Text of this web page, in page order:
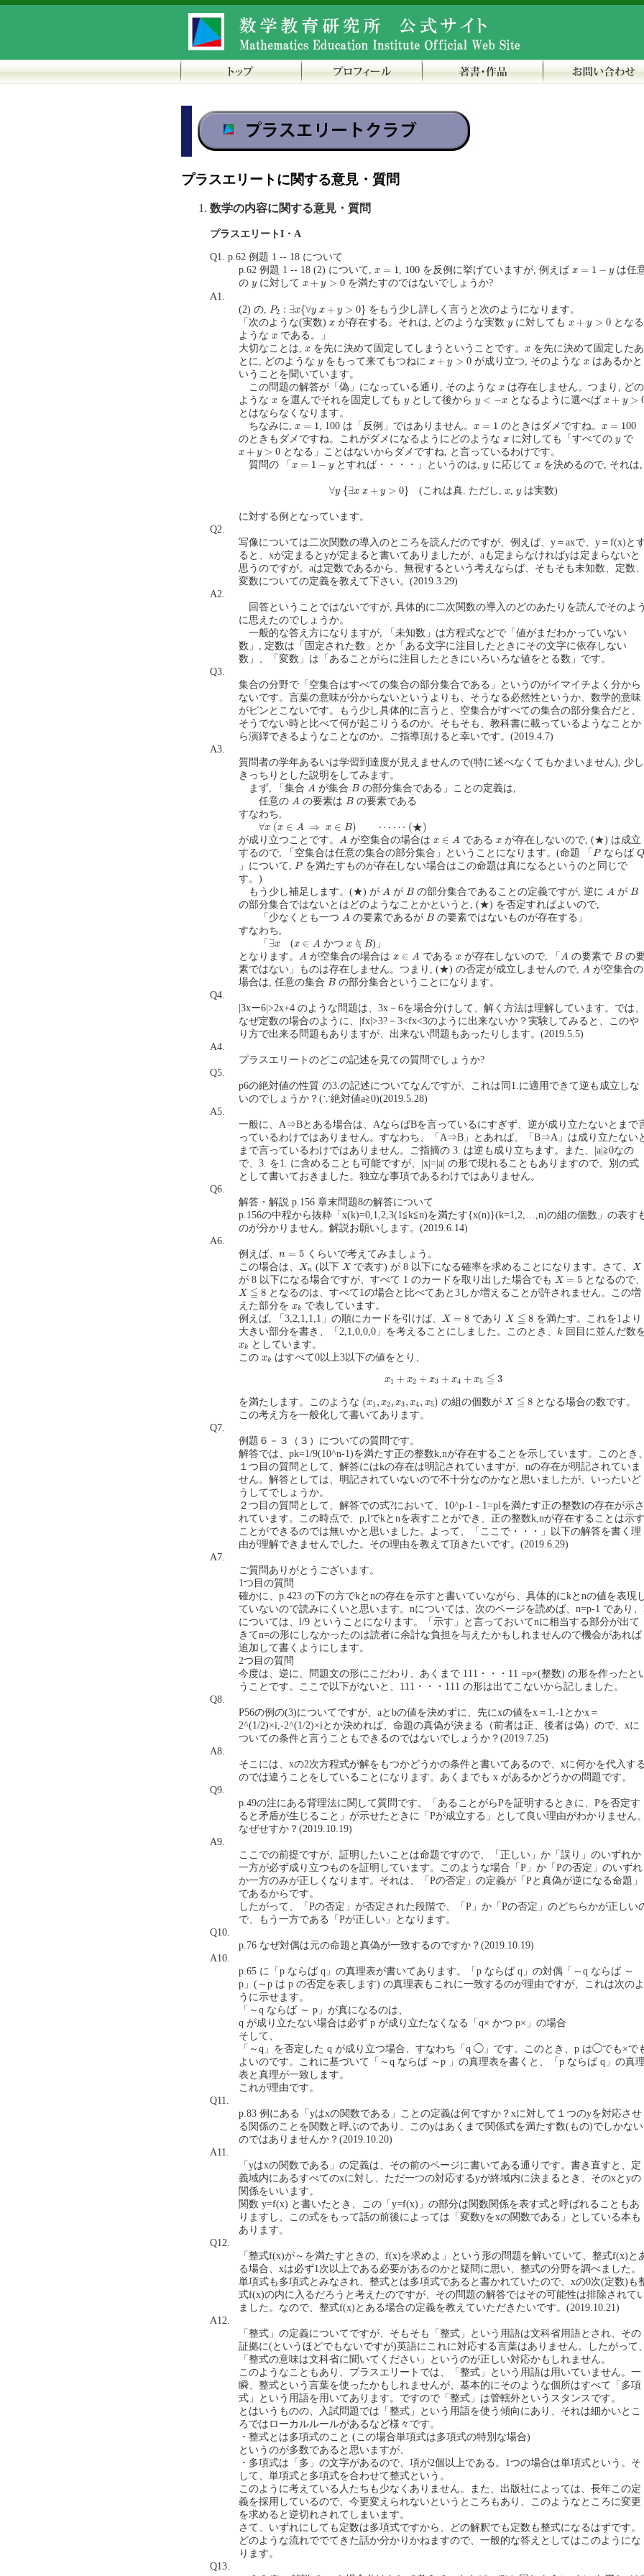
プラスエリートに関する意見・質問
数学の内容に関する意見・質問
プラスエリートI・A
Q1. p.62 例題 1 -- 18 について
p.62 例題 1 -- 18 (2) について, x = 1
x=1 , 100
100 を反例に挙げていますが, 例えば x = 1 − y
x=1−y
は任
の y
y に対してx + y > 0
x+ y >0
を満たすのではないでしょうか?
A1.
(2) の,
P2 : ∃x{∀y x + y > 0}
P2 x ∀y >
をもう少し詳しく言うと次のようになります。
「次のような(実数) x
x が存在する。それは, どのような実数 y
y に対してもx + y > 0
x+ y >0
となる
ような x
x である。」
大切なことは, x
x を先に決めて固定してしまうということです。 x
x を先に決めて固定したあ
とに, どのような y
y をもって来てもつねにx + y > 0
x+y >0 が成り立つ, そのような x
xはあるかと
いうことを聞いています。
この問題の解答が「偽」になっている通り, そのような x
x は存在しません。つまり, どの
ような x
x を選んでそれを固定しても y
y として後からy < −x
y <− となるように選べばx + y >
x+ y >0
とはならなくなります。
ちなみに, x = 1
x= , 100 は「反例」ではありません。 x = 1
x= のときはダメですね。 x = 100
x= 100
のときもダメですね。これがダメになるようにどのような x
x に対しても「すべての y
y で
x + y > 0
x+ y >0
となる」ことはないからダメですね, と言っているわけです。
質問の 「 x = 1 − y
x= −y とすれば・・・・」というのは,y
y に応じて x
xを決めるので, それは,
∀y {∃x x + y > 0}
∀ {∃ y 0} (これは真. ただし,x
x ,y
y は実数)
に対する例となっています。
Q2.
写像については二次関数の導入のところを読んだのですが、例えば、y＝axで、y＝f(x)と
ると、xが定まるとyが定まると書いてありましたが、aも定まらなければyは定まらないと
思うのですが。aは定数であるから、無視するという考えならば、そもそも未知数、定数、
変数についての定義を教えて下さい。(2019.3.29)
A2.
回答ということではないですが, 具体的に二次関数の導入のどのあたりを読んでそのよう
に思えたのでしょうか。
一般的な答え方になりますが, 「未知数」は方程式などで「値がまだわかっていない
数」, 定数は「固定された数」とか「ある文字に注目したときにその文字に依存しない
数」、「変数」は「あることがらに注目したときにいろいろな値をとる数」です。
Q3.
集合の分野で「空集合はすべての集合の部分集合である」というのがイマイチよく分から
ないです。言葉の意味が分からないというよりも、そうなる必然性というか、数学的意味
がピンとこないです。もう少し具体的に言うと、空集合がすべての集合の部分集合だと、
そうでない時と比べて何が起こりうるのか。そもそも、教科書に載っているようなことか
ら演繹できるようなことなのか。ご指導頂けると幸いです。(2019.4.7)
A3.
質問者の学年あるいは学習到達度が見えませんので(特に述べなくてもかまいません), 少し
きっちりとした説明をしてみます。
まず, 「集合 A
A が集合 B
B の部分集合である」ことの定義は,
任意の A
A の要素は B
B の要素である
すなわち,
∀x (x ∈ A ⇒ x ∈ B) ⋯ ⋯ (★)
∀x (x ∈A ⇒ ⋯ ⋯
が成り立つことです。 A
A が空集合の場合は x ∈ A
x∈A である x
x が存在しないので, (★) は成立
するので, 「空集合は任意の集合の部分集合」ということになります。(命題 「 P
Pならば Q
Q
」について, P
Pを満たすものが存在しない場合はこの命題は真になるというのと同じで
す。)
もう少し補足します。(★) が A
A が B
B の部分集合であることの定義ですが, 逆に A
A が B
B
の部分集合ではないとはどのようなことかというと, (★) を否定すればよいので,
「少なくとも一つ A
A の要素であるが B
B の要素ではないものが存在する」
すなわち,
「 ∃x
∃x (x ∈ A
x∈A かつ x ∈
∖ B
∈∖ B)」
となります。 A
A が空集合の場合は x ∈ A
x∈A である x
x が存在しないので, 「 A
A の要素で B
B の
素ではない」ものは存在しません。つまり, (★) の否定が成立しませんので, A
A が空集合の
場合は, 任意の集合 B
B の部分集合ということになります。
Q4.
|3xー6|>2x+4 のような問題は、3x－6を場合分けして、解く方法は理解しています。では、
なぜ定数の場合のように、|fx|>3?－3<fx<3のように出来ないか？実験してみると、このや
り方で出来る問題もありますが、出来ない問題もあったりします。(2019.5.5)
A4.
プラスエリートのどこの記述を見ての質問でしょうか?
Q5.
p6の絶対値の性質 の3.の記述についてなんですが、これは同1.に適用できて逆も成立しな
いのでしょうか？(∵絶対値a≧0)(2019.5.28)
A5.
一般に、A⇒Bとある場合は、AならばBを言っているにすぎず、逆が成り立たないとまで
っているわけではありません。すなわち、「A⇒B」とあれば、「B⇒A」は成り立たない
まで言っているわけではありません。ご指摘の 3. は逆も成り立ちます。また、|a|≧0なの
で、3. を1. に含めることも可能ですが、|x|=|a| の形で現れることもありますので、別の式
として書いておきました。独立な事項であるわけではありません。
Q6.
解答・解説 p.156 章末問題8の解答について
p.156の中程から抜粋「x(k)=0,1,2,3(1≦k≦n)を満たす{x(n)}(k=1,2,…,n)の組の個数」の表す
のが分かりません。解説お願いします。(2019.6.14)
A6.
例えば、 n = 5
n=
くらいで考えてみましょう。
この場合は、 Xn
Xn (以下 X
Xで表す) が 8 以下になる確率を求めることになります。さて、X
X
が 8 以下になる場合ですが、すべて 1 のカードを取り出した場合でも X = 5
X= となるので、
X ≦ 8
X≦8
となるのは、すべて1の場合と比べてあと3しか増えることが許されません。この増
えた部分を xk
xk で表しています。
例えば, 「3,2,1,1,1」の順にカードを引けば、 X = 8
X= でありX ≦ 8
X≦8
を満たす。これを1より
大きい部分を書き、「2,1,0,0,0」を考えることにしました。このとき、 k
k 回目に並んだ数
xk
xk としています。
この xk
xk はすべて0以上3以下の値をとり、
x1 + x2 + x3 + x4 + x5 ≦ 3
1+ 2 +x + x4 x 5≦
を満たします。このような (x1, x2, x3, x4, x5)
( の組の個数がX ≦ 8
X≦8
となる場合の数です。
この考え方を一般化して書いてあります。
Q7.
例題６－３（３）についての質問です。
解答では、pk=1/9(10^n-1)を満たす正の整数k,nが存在することを示しています。このとき、
１つ目の質問として、解答にはkの存在は明記されていますが、nの存在が明記されていま
せん。解答としては、明記されていないので不十分なのかなと思いましたが、いったいど
うしてでしょうか。
２つ目の質問として、解答での式?において、10^p-1 - 1=plを満たす正の整数lの存在が示さ
れています。この時点で、p,lでkとnを表すことができ、正の整数k,nが存在することは示す
ことができるのでは無いかと思いました。よって、「ここで・・・」以下の解答を書く理
由が理解できませんでした。その理由を教えて頂きたいです。(2019.6.29)
A7.
ご質問ありがとうございます。
1つ目の質問
確かに、p.423 の下の方でkとnの存在を示すと書いていながら、具体的にkとnの値を表現
ていないので読みにくいと思います。nについては、次のページを読めば、n=p-1 であり
については、l/9 ということになります。「示す」と言っておいてnに相当する部分が出て
きてn=の形にしなかったのは読者に余計な負担を与えたかもしれませんので機会があれば
追加して書くようにします。
2つ目の質問
今度は、逆に、問題文の形にこだわり、あくまで 111・・・11 =p×(整数) の形を作ったと
うことです。ここで以下がないと、111・・・111 の形は出てこないから記しました。
Q8.
P56の例の(3)についてですが、aとbの値を決めずに、先にxの値をx＝1,-1とかx＝
2^(1/2)×i,-2^(1/2)×iとか決めれば、命題の真偽が決まる（前者は正、後者は偽）ので、xに
ついての条件と言うこともできるのではないでしょうか？(2019.7.25)
A8.
そこには、xの2次方程式が解をもつかどうかの条件と書いてあるので、xに何かを代入する
のでは違うことをしていることになります。あくまでも x があるかどうかの問題です。
Q9.
p.49の注にある背理法に関して質問です。「あることがらPを証明するときに、Pを否定す
ると矛盾が生じること」が示せたときに「Pが成立する」として良い理由がわかりません。
なぜせすか？(2019.10.19)
A9.
ここでの前提ですが、証明したいことは命題ですので、「正しい」か「誤り」のいずれか
一方が必ず成り立つものを証明しています。このような場合「P」か「Pの否定」のいずれ
か一方のみが正しくなります。それは、「Pの否定」の定義が「Pと真偽が逆になる命題」
であるからです。
したがって、「Pの否定」が否定された段階で、「P」か「Pの否定」のどちらかが正しい
で、もう一方である「Pが正しい」となります。
Q10.
p.76 なぜ対偶は元の命題と真偽が一致するのですか？(2019.10.19)
A10.
p.65 に「p ならば q」の真理表が書いてあります。「p ならば q」の対偶「～q ならば ～
p」(～p は p の否定を表します) の真理表もこれに一致するのが理由ですが、これは次のよ
うに示せます。
「～q ならば ～ p」が真になるのは、
q が成り立たない場合は必ず p が成り立たなくなる「q× かつ p×」の場合
そして、
「～q」を否定した q が成り立つ場合、すなわち「q ◯」です。このとき、p は◯でも×で
よいのです。これに基づいて「～q ならば ～p 」の真理表を書くと、「p ならば q」の真理
表と真理が一致します。
これが理由です。
Q11.
p.83 例にある「yはxの関数である」ことの定義は何ですか？xに対して１つのyを対応させ
る関係のことを関数と呼ぶのであり、このyはあくまで関係式を満たす数(もの)でしかない
のではありませんか？(2019.10.20)
A11.
「yはxの関数である」の定義は、その前のページに書いてある通りです。書き直すと、定
義域内にあるすべてのxに対し、ただ一つの対応するyが終域内に決まるとき、そのxとyの
関係をいいます。
関数 y=f(x) と書いたとき、この「y=f(x)」の部分は関数関係を表す式と呼ばれることもあ
りますし、この式をもって話の前後によっては「変数yをxの関数である」としている本も
あります。
Q12.
「整式f(x)が～を満たすときの、f(x)を求めよ」という形の問題を解いていて、整式f(x)と
る場合、xは必ず1次以上である必要があるのかと疑問に思い、整式の分野を調べました。
単項式も多項式とみなされ、整式とは多項式であると書かれていたので、xの0次(定数)も
式f(x)の内に入るだろうと考えたのですが、その問題の解答ではその可能性は排除されて
ました。なので、整式f(x)とある場合の定義を教えていただきたいです。(2019.10.21)
A12.
「整式」の定義についてですが、そもそも「整式」という用語は文科省用語とされ、その
証拠に(というほどでもないですが)英語にこれに対応する言葉はありません。したがって、
「整式の意味は文科省に聞いてください」というのが正しい対応かもしれません。
このようなこともあり、プラスエリートでは、「整式」という用語は用いていません。一
瞬、整式という言葉を使ったかもしれませんが、基本的にそのような個所はすべて「多項
式」という用語を用いてあります。ですので「整式」は管轄外というスタンスです。
とはいうものの、入試問題では「整式」という用語を使う傾向にあり、それは細かいとこ
ろではローカルルールがあるなど様々です。
・整式とは多項式のこと (この場合単項式は多項式の特別な場合)
というのが多数であると思いますが、
・多項式は「多」の文字があるので、項が2個以上である。1つの場合は単項式という。そ
して、単項式と多項式を合わせて整式という。
このように考えている人たちも少なくありません。また、出版社によっては、長年この定
義を採用しているので、今更変えられないというところもあり、このようなところに変更
を求めると逆切れされてしまいます。
さて、いずれにしても定数は多項式ですから、どの解釈でも定数も整式になるはずです。
どのような流れででてきた話か分かりかねますので、一般的な答えとしてはこのようにな
ります。
Q13.